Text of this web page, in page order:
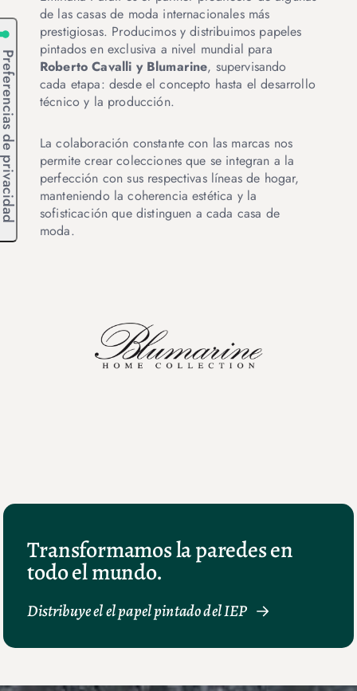
de las casas de moda internacionales más
prestigiosas. Producimos y distribuimos papeles
pintados en exclusiva a nivel mundial para
Roberto Cavalli y Blumarine, supervisando
cada etapa: desde el concepto hasta el desarrollo
técnico y la producción.
La colaboración constante con las marcas nos
permite crear colecciones que se integran a la
perfección con sus respectivas líneas de hogar,
manteniendo la coherencia estética y la
sofisticación que distinguen a cada casa de
moda.
Transformamos la paredes en
todo el mundo.
Distribuye el el papel pintado del IEP